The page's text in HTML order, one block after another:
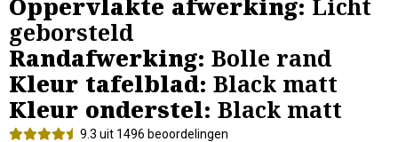
Oppervlakte afwerking: Licht
geborsteld
Randafwerking: Bolle rand
Kleur tafelblad: Black matt
Kleur onderstel: Black matt
9.3 uit 1496 beoordelingen